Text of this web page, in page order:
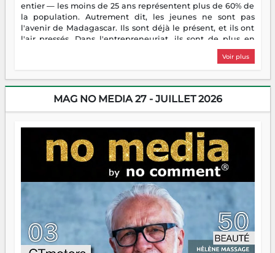
entier — les moins de 25 ans représentent plus de 60% de
la population. Autrement dit, les jeunes ne sont pas
l'avenir de Madagascar. Ils sont déjà le présent, et ils ont
l'air pressés. Dans l'entrepreneuriat, ils sont de plus en
plus nombreux à se lancer, à créer, à risquer — souvent
sans filet, souvent sans aide, mais toujours avec cette
encore meilleures. Aina Rasamoelina vient de décrocher le
Prix RFI Instrumental Afrique. Miangaly Elia rafle le Prix
jeunes qui tiennent la torche. Alors oui, on pourrait
s'arrêter là, applaudir et rentrer chez soi satisfait. Mais ce
serait passer à côté d'une chose essentielle. La fougue, ça
brûle fort — et parfois, ça brûle vite. Une flamme sans
direction peut éclairer autant qu'elle peut consumer. C'est
là que les aînés entrent en scène — pas pour reprendre le
gouvernail, mais pour montrer où sont les récifs. Les jeunes
ont la force, les vieux ont l'expérience, comme on dit. Ce
n'est pas un combat de générations — c'est une question
d'équipage. Partagez vos réussites, mais aussi vos échecs.
Surtout vos échecs, d'ailleurs — ils enseignent mieux que
n'importe quel manuel. À Madagascar, la barque avance.
Voir plus
MAG NO MEDIA 27 - JUILLET 2026